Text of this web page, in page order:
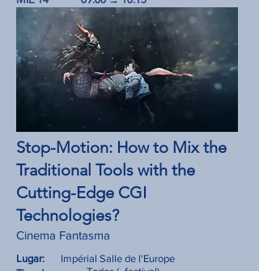
Stop-Motion: How to Mix the
Traditional Tools with the
Cutting-Edge CGI
Technologies?
Cinema Fantasma
Lugar:
Impérial Salle de l'Europe